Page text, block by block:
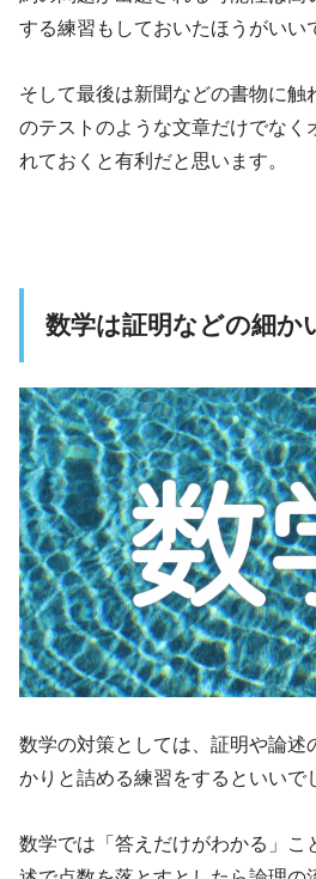
する練習もしておいたほうがいい
そして最後は新聞などの書物に触
のテストのような文章だけでなく
れておくと有利だと思います。
数学は証明などの細か
数学の対策としては、証明や論述
かりと詰める練習をするといいで
数学では「答えだけがわかる」こ